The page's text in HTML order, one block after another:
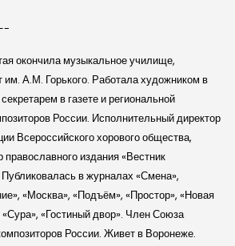
окончила музыкальное училище,
им. А.М. Горького. Работала художником в
в газете и регио­нальной
России. Исполнительный директор
Всероссийского хорового общества,
издания «Вестник
в журналах «Смена»,
«Москва», «Подъём», «Простор», «Новая
«Гостиный двор». Член Союза
России. Живет в Воронеже.